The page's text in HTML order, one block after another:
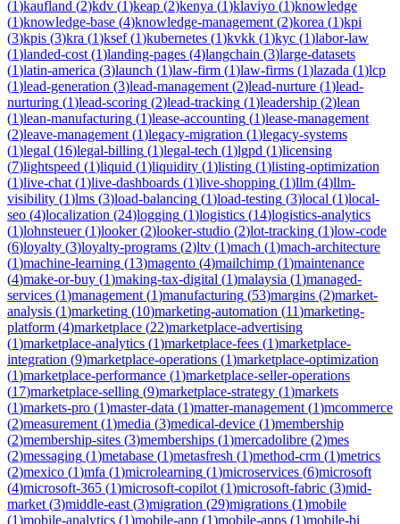
(1)kaufland (2)kdv (1)keap (2)kenya (1)klaviyo (1)knowledge
(1)knowledge-base (4)knowledge-management (2)korea (1)kpi
(3)kpis (3)kra (1)ksef(1)kubernetes (1)kvkk (1)kyc (1)labor-law
(1)landed-cost (1)landing-pages (4)langchain (3)large-datasets
(1)latin-america (3)launch (1)law-firm (1)law-firms (1)lazada (1)lcp
(1)lead-generation (3)lead-management (2)lead-nurture (1)lead-
nurturing (1)lead-scoring (2)lead-tracking (1)leadership (2)lean
(1)lean-manufacturing (1)lease-accounting (1)lease-management
(2)leave-management (1)legacy-migration (1)legacy-systems
(1)legal (16)legal-billing (1)legal-tech (1)lgpd (1)licensing
(7)lightspeed (1)liquid (1)liquidity (1)listing (1)listing-optimization
(1)live-chat (1)live-dashboards (1)live-shopping (1)llm (4)llm-
visibility (1)lms (3)load-balancing (1)load-testing (3)local (1)local-
seo (4)localization (24)logging (1)logistics (14)logistics-analytics
(1)lohnsteuer(1)looker(2)looker-studio (2)lot-tracking (1)low-code
(6)loyalty (3)loyalty-programs (2)ltv (1)mach (1)mach-architecture
(1)machine-learning (13)magento (4)mailchimp (1)maintenance
(4)make-or-buy (1)making-tax-digital (1)malaysia (1)managed-
services (1)management (1)manufacturing (53)margins (2)market-
analysis (1)marketing (10)marketing-automation (11)marketing-
platform (4)marketplace (22)marketplace-advertising
(1)marketplace-analytics (1)marketplace-fees (1)marketplace-
integration (9)marketplace-operations (1)marketplace-optimization
(1)marketplace-performance (1)marketplace-seller-operations
(17)marketplace-selling (9)marketplace-strategy (1)markets
(1)markets-pro (1)master-data (1)matter-management (1)mcommerce
(2)measurement (1)media (3)medical-device (1)membership
(2)membership-sites (3)memberships (1)mercadolibre (2)mes
(2)messaging (1)metabase (1)metasfresh (1)method-crm (1)metrics
(2)mexico (1)mfa (1)microlearning (1)microservices (6)microsoft
(4)microsoft-365 (1)microsoft-copilot (1)microsoft-fabric (3)mid-
market (3)middle-east (3)migration (29)migrations (1)mobile
(1)mobile-analytics (1)mobile-app (1)mobile-apps (1)mobile-bi